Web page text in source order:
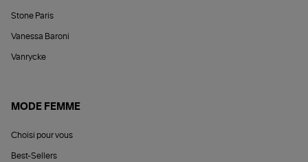
Stone Paris
Vanessa Baroni
Vanrycke
MODE FEMME
Choisi pour vous
Best-Sellers